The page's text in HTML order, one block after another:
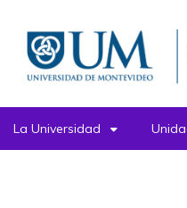
contenido
principal
La Universidad